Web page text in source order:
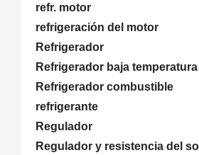
refr. motor
refrigeración del motor
Refrigerador
Refrigerador baja temperatura
Refrigerador combustible
refrigerante
Regulador
Regulador y resistencia del